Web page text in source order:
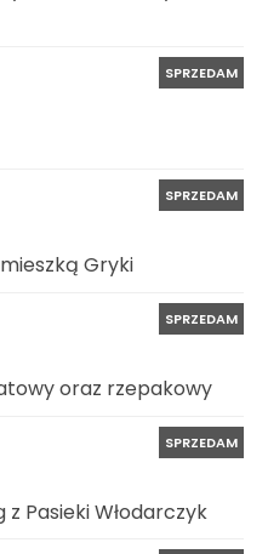
SPRZEDAM
SPRZEDAM
Gryki
SPRZEDAM
oraz rzepakowy
SPRZEDAM
z Pasieki Włodarczyk